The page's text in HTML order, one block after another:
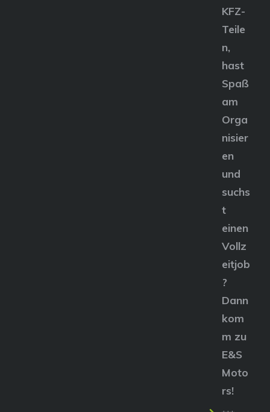
KFZ-
Teile
n,
hast
Spaß
am
Orga
nisier
en
und
suchs
t
einen
Vollz
eitjob
?
Dann
kom
m zu
E&S
Moto
rs!